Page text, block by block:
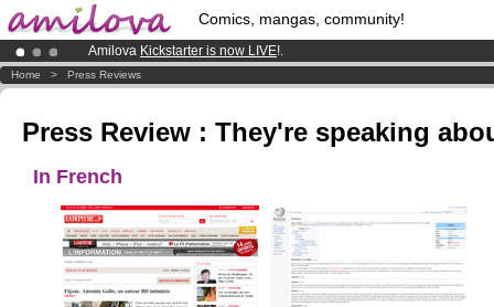
Comics, mangas, community!
Amilova Kickstarter is now LIVE!.
Already 134393membersand 1208comics & mangas!.
Premium membership from3.95 eurosper month !Get membership
Home > Press Reviews
Press Review : They're speaking
In French